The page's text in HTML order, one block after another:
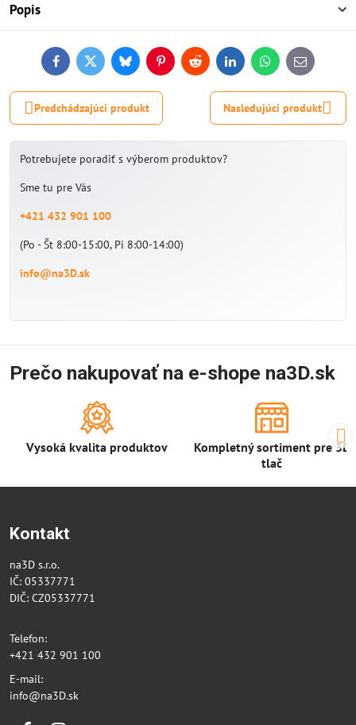
Popis
FacebookTwitterBlueskyPinterestReddit LinkedInWhatsApp
E-
mail
Predchádzajúci produkt Nasledujúci produkt
Potrebujete poradiť s výberom produktov?
Sme tu pre Vás
+421 432 901 100
(Po - Št 8:00-15:00, Pi 8:00-14:00)
info@na3D.sk
Prečo nakupovať na e-shope na3D.sk
Vysoká kvalita produktov
Kompletný sortiment pre 3D
tlač
Kontakt
na3D s.r.o.
IČ: 05337771
DIČ: CZ05337771
Telefon:
+421 432 901 100
E-mail:
info@na3D.sk